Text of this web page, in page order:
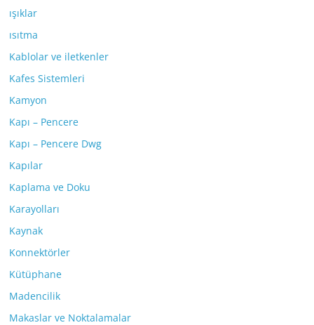
ışıklar
ısıtma
Kablolar ve iletkenler
Kafes Sistemleri
Kamyon
Kapı – Pencere
Kapı – Pencere Dwg
Kapılar
Kaplama ve Doku
Karayolları
Kaynak
Konnektörler
Kütüphane
Madencilik
Makaslar ve Noktalamalar